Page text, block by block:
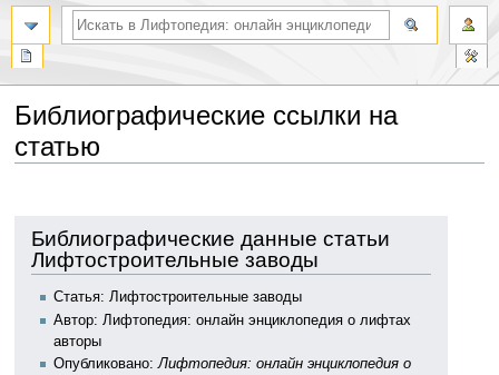
Библиографические ссылки на
статью
навигации
поиску
Библиографические данные статьи
Лифтостроительные заводы
Статья: Лифтостроительные заводы
Автор: Лифтопедия: онлайн энциклопедия о лифтах
авторы
Опубликовано:Лифтопедия: онлайн энциклопедия о